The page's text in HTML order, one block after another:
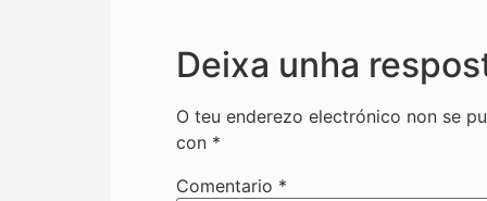
Deixa unha
O teu enderezo electrónico non se
con *
Comentario *